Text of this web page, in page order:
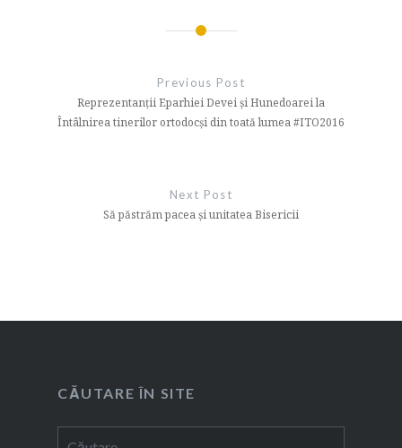
articole
Previous Post
Reprezentanții Eparhiei Devei și Hunedoarei la
Întâlnirea tinerilor ortodocși din toată lumea #ITO2016
Next Post
Să păstrăm pacea şi unitatea Bisericii
CĂUTARE ÎN SITE